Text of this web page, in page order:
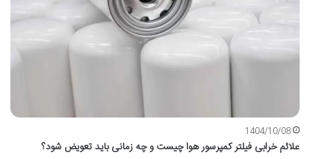
1404/10/08
علائم خرابی فیلتر کمپرسور هوا چیست و چه زمانی باید تعویض شود؟